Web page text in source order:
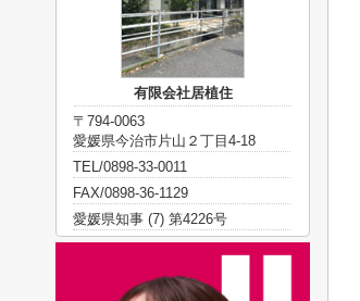
有限会社居植住
〒794-0063
愛媛県今治市片山２丁目4-18
TEL/0898-33-0011
FAX/0898-36-1129
愛媛県知事 (7) 第4226号